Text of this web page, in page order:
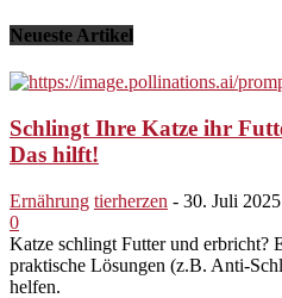
Neueste Artikel
Schlingt Ihre Katze ihr
Das hilft!
Ernährung tierherzen - 30. Juli 2025
0
Katze schlingt Futter und erbricht?
praktische Lösungen (z.B. Anti-
helfen.